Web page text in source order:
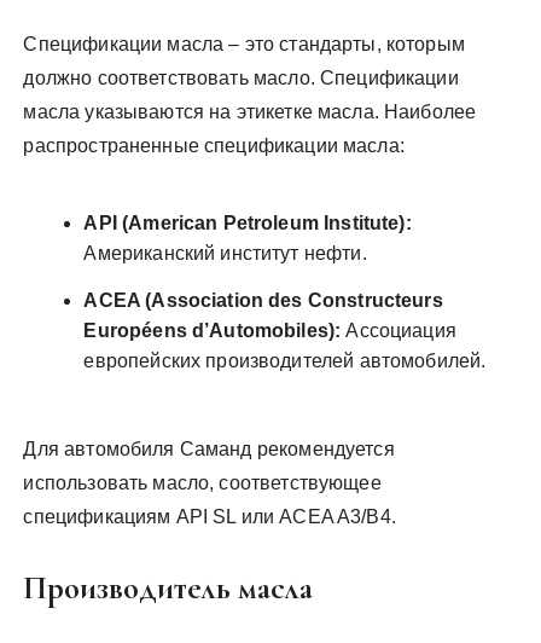
Спецификации масла – это стандарты, которым
должно соответствовать масло. Спецификации
масла указываются на этикетке масла. Наиболее
распространенные спецификации масла:
API (American Petroleum Institute):
Американский институт нефти.
ACEA (Association des Constructeurs
Européens d’Automobiles): Ассоциация
европейских производителей автомобилей.
Для автомобиля Саманд рекомендуется
использовать масло, соответствующее
спецификациям API SL или ACEA A3/B4.
Производитель масла